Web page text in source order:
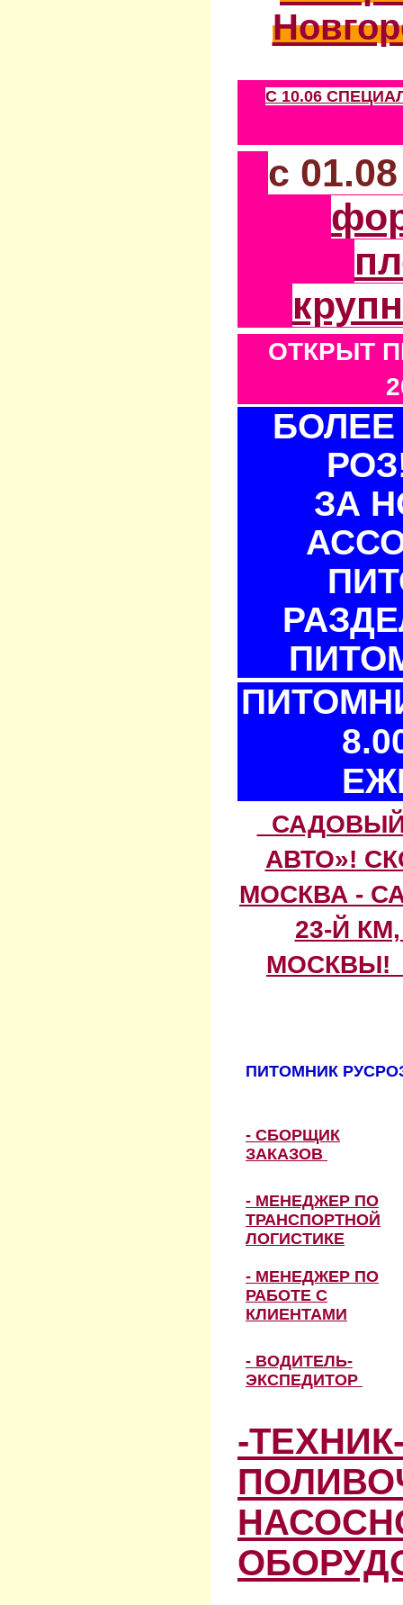
С 10.06
с
ОТКРЫТ
БОЛЕЕ
ЗА
АВТО»!
МОСКВА -
23-Й
МОСКВЫ!
ПИТОМНИК
- СБОРЩИК
ЗАКАЗОВ
- МЕНЕДЖЕР ПО
ТРАНСПОРТНОЙ
ЛОГИСТИКЕ
- МЕНЕДЖЕР ПО
РАБОТЕ С
КЛИЕНТАМИ
- ВОДИТЕЛЬ-
ЭКСПЕДИТОР
-